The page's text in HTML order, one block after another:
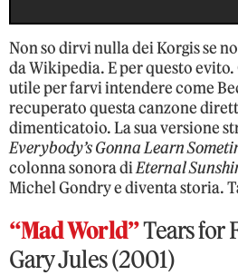
Non so dirvi nulla dei Korgis se
da Wikipedia. E per questo
utile per farvi intendere come
recuperato questa canzone
dimenticatoio. La sua versione
Everybody’s Gonna Learn
colonna sonora diEternal
Michel Gondry e diventa storia.
“Mad World”Tears for
Gary Jules (2001)